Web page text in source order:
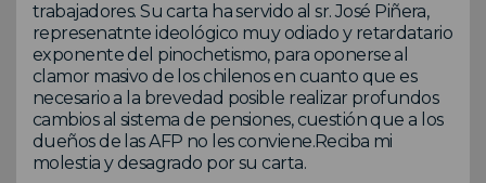
trabajadores. Su carta ha servido al sr. José Piñera,
represenatnte ideológico muy odiado y retardatario
exponente del pinochetismo, para oponerse al
clamor masivo de los chilenos en cuanto que es
necesario a la brevedad posible realizar profundos
cambios al sistema de pensiones, cuestión que a los
dueños de las AFP no les conviene.Reciba mi
molestia y desagrado por su carta.